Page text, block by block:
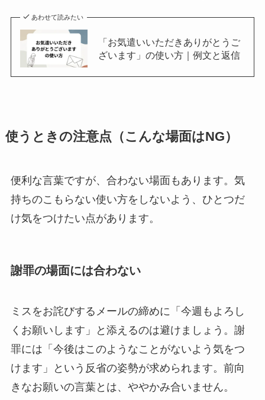
あわせて読みたい
「お気遣いいただきありがとうご
ざいます」の使い方｜例文と返信
使うときの注意点（こんな場面はNG）
便利な言葉ですが、合わない場面もあります。気
持ちのこもらない使い方をしないよう、ひとつだ
け気をつけたい点があります。
謝罪の場面には合わない
ミスをお詫びするメールの締めに「今週もよろし
くお願いします」と添えるのは避けましょう。謝
罪には「今後はこのようなことがないよう気をつ
けます」という反省の姿勢が求められます。前向
きなお願いの言葉とは、ややかみ合いません。